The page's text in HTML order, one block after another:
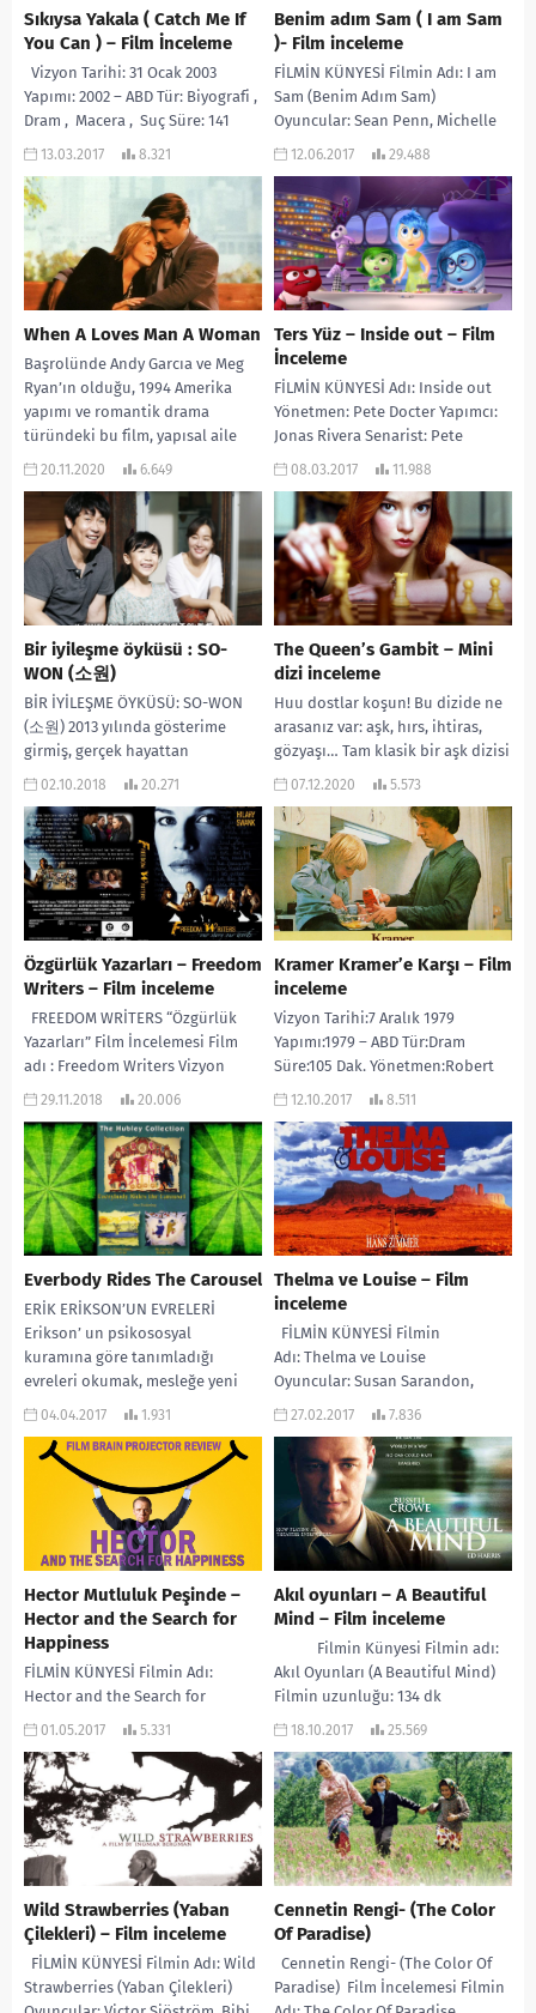
Sıkıysa Yakala ( Catch Me If
You Can ) – Film İnceleme
Vizyon Tarihi: 31 Ocak 2003
Yapımı: 2002 – ABD Tür: Biyografi ,
Dram , Macera , Suç Süre: 141
Dak. Yönetmen: Steven Spielberg
13.03.2017 8.321
Benim adım Sam ( I am Sam
)- Film inceleme
FİLMİN KÜNYESİ Filmin Adı: I am
Sam (Benim Adım Sam)
Oyuncular: Sean Penn, Michelle
Pfeiffer, Dakota Fanning, Dianne
12.06.2017 29.488
When A Loves Man A Woman
Başrolünde Andy Garcıa ve Meg
Ryan’ın olduğu, 1994 Amerika
yapımı ve romantik drama
türündeki bu film, yapısal aile
terapisi açısından...
20.11.2020 6.649
Ters Yüz – Inside out – Film
İnceleme
FİLMİN KÜNYESİ Adı: Inside out
Yönetmen: Pete Docter Yapımcı:
Jonas Rivera Senarist: Pete
Docter, Meg LeFauve, Josh Cooley
08.03.2017 11.988
Bir iyileşme öyküsü : SO-
WON (소원)
BİR İYİLEŞME ÖYKÜSÜ: SO-WON
(소원) 2013 yılında gösterime
girmiş, gerçek hayattan
uyarlandığı bilinen bir dram filmi
02.10.2018 20.271
The Queen’s Gambit – Mini
dizi inceleme
Huu dostlar koşun! Bu dizide ne
arasanız var: aşk, hırs, ihtiras,
gözyaşı… Tam klasik bir aşk dizisi
diyeceksiniz ama bu...
07.12.2020 5.573
Özgürlük Yazarları – Freedom
Writers – Film inceleme
FREEDOM WRİTERS “Özgürlük
Yazarları” Film İncelemesi Film
adı : Freedom Writers Vizyon
Tarihi: 5 Ocak 2007 Yapımı: ABD
Senaryo: Richard...
29.11.2018 20.006
Kramer Kramer’e Karşı – Film
inceleme
Vizyon Tarihi:7 Aralık 1979
Yapımı:1979 – ABD Tür:Dram
Süre:105 Dak. Yönetmen:Robert
Benton Oyuncular:Dustin
Alexander, JoBeth
Williams, Howard Duff
Senaryo:Robert Benton
Yapımcı:Stanley R. Jaffe...
12.10.2017 8.511
Everbody Rides The Carousel
ERİK ERİKSON’UN EVRELERİ
Erikson’ un psikososyal
kuramına göre tanımladığı
evreleri okumak, mesleğe yeni
yeni adım atanlar için çok
04.04.2017 1.931
Thelma ve Louise – Film
inceleme
FİLMİN KÜNYESİ Filmin
Adı: Thelma ve Louise
Oyuncular: Susan Sarandon,
Geena Davis, Harvey Keitel
Saat 20 dakika...
27.02.2017 7.836
Hector Mutluluk Peşinde –
Hector and the Search for
Happiness
FİLMİN KÜNYESİ Filmin Adı:
Hector and the Search for
Happiness (Hector Mutluluk
Pike, Simon Pegg, Stellan
Skarsgard,...
01.05.2017 5.331
Akıl oyunları – A Beautiful
Mind – Film inceleme
Filmin Künyesi Filmin adı:
Akıl Oyunları (A Beautiful Mind)
Filmin uzunluğu: 134 dk
Yönetmen:...
18.10.2017 25.569
Wild Strawberries (Yaban
Çilekleri) – Film inceleme
FİLMİN KÜNYESİ Filmin Adı: Wild
Strawberries (Yaban Çilekleri)
Cennetin Rengi- (The Color
Of Paradise)
Cennetin Rengi- (The Color Of
Paradise) Film İncelemesi Filmin